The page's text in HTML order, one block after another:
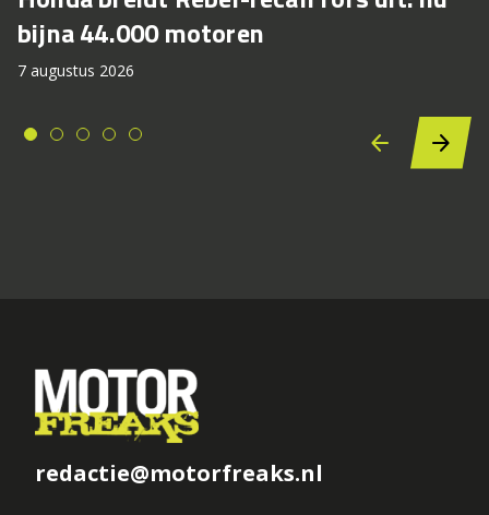
bijna 44.000 motoren
7 augustus 2026
redactie@motorfreaks.nl